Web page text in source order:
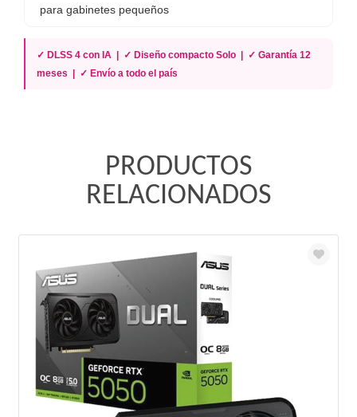
para gabinetes pequeños
✓ DLSS 4 con IA | ✓ Diseño compacto Solo | ✓ Garantía 12
meses | ✓ Envío a todo el país
PRODUCTOS
RELACIONADOS